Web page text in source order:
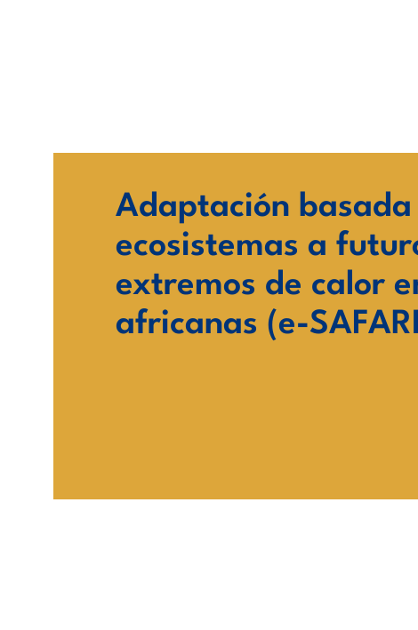
Adaptación basada
ecosistemas a
extremos de calor
africanas (e-